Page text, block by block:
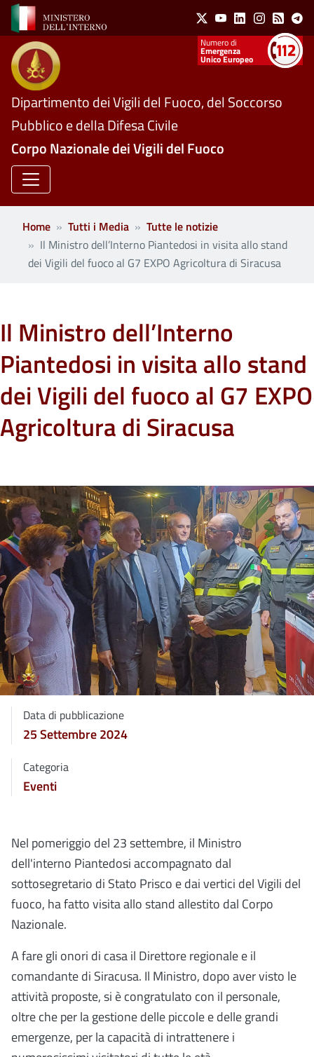
Salta al contenuto principale Social Menu
X YoutubeLinkedinInstagram
Feed
Numeri utili
Emergenza
Unico Europeo
Dipartimento dei Vigili del Fuoco, del Soccorso
Pubblico e della Difesa Civile
Corpo Nazionale dei Vigili del Fuoco
Home Tutti i Media
Tutte le notizie
Il Ministro dell’Interno Piantedosi in visita allo stand
dei Vigili del fuoco al G7 EXPO Agricoltura di Siracusa
Il Ministro dell’Interno
Piantedosi in visita allo stand
dei Vigili del fuoco al G7 EXPO
Agricoltura di Siracusa
Data di pubblicazione
25 Settembre 2024
Categoria
Eventi
Nel pomeriggio del 23 settembre, il Ministro
dell'interno Piantedosi accompagnato dal
sottosegretario di Stato Prisco e dai vertici del Vigili del
fuoco, ha fatto visita allo stand allestito dal Corpo
Nazionale.
A fare gli onori di casa il Direttore regionale e il
comandante di Siracusa. Il Ministro, dopo aver visto le
attività proposte, si è congratulato con il personale,
oltre che per la gestione delle piccole e delle grandi
emergenze, per la capacità di intrattenere i